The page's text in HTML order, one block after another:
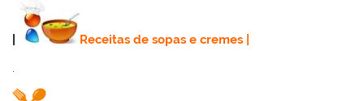
Receitas de sopas e cremes
.